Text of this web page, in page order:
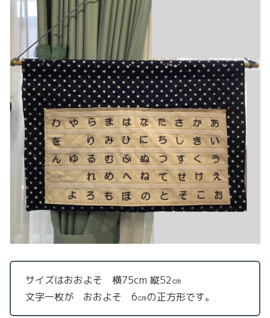
サイズはおおよそ 横75cm 縦52㎝
文字一枚が おおよそ 6㎝の正方形です。